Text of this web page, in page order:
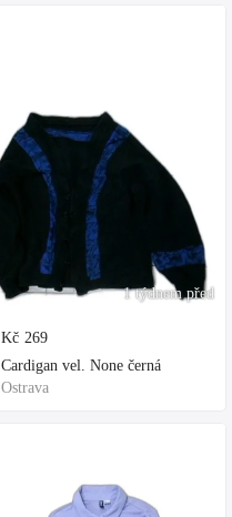
1 týdnem před
Kč 269
Cardigan vel. None černá
Ostrava